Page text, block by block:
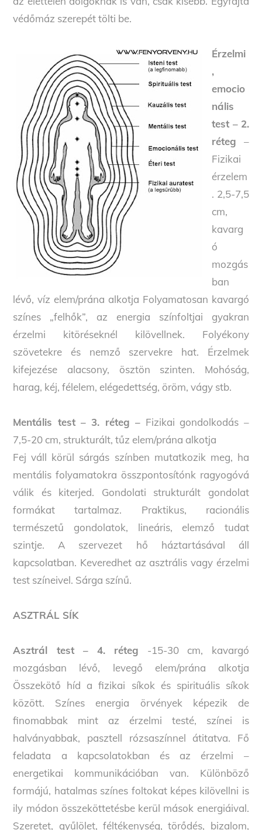
védőmáz szerepét tölti be.
Érzelmi
,
emocio
nális
test – 2.
réteg –
Fizikai
érzelem
. 2,5-7,5
cm,
kavarg
ó
mozgás
ban
lévő, víz elem/prána alkotja Folyamatosan kavargó
színes „felhők”, az energia színfoltjai gyakran
érzelmi kitöréseknél kilövellnek. Folyékony
szövetekre és nemző szervekre hat. Érzelmek
kifejezése alacsony, ösztön szinten. Mohóság,
harag, kéj, félelem, elégedettség, öröm, vágy stb.
Mentális test – 3. réteg – Fizikai gondolkodás –
7,5-20 cm, strukturált, tűz elem/prána alkotja
Fej váll körül sárgás színben mutatkozik meg, ha
mentális folyamatokra összpontosítónk ragyogóvá
válik és kiterjed. Gondolati strukturált gondolat
formákat tartalmaz. Praktikus, racionális
természetű gondolatok, lineáris, elemző tudat
szintje. A szervezet hő háztartásával áll
kapcsolatban. Keveredhet az asztrális vagy érzelmi
test színeivel. Sárga színű.
ASZTRÁL SÍK
Asztrál test – 4. réteg -15-30 cm, kavargó
mozgásban lévő, levegő elem/prána alkotja
Összekötő híd a fizikai síkok és spirituális síkok
között. Színes energia örvények képezik de
finomabbak mint az érzelmi testé, színei is
halványabbak, pasztell rózsaszínnel átitatva. Fő
feladata a kapcsolatokban és az érzelmi –
energetikai kommunikációban van. Különböző
formájú, hatalmas színes foltokat képes kilövellni is
ily módon összeköttetésbe kerül mások energiáival.
Szeretet, gyűlölet, féltékenység, törődés, bizalom,